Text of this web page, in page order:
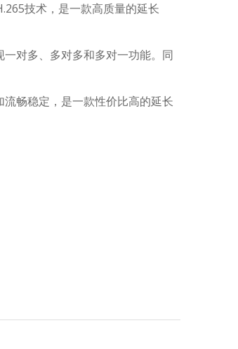
技术，是一款高质量的延长
对多、多对多和多对一功能。同
畅稳定，是一款性价比高的延长